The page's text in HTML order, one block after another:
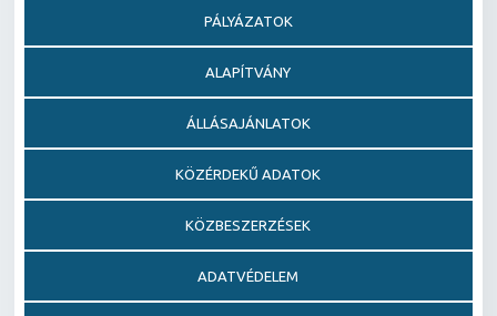
PÁLYÁZATOK
ALAPÍTVÁNY
ÁLLÁSAJÁNLATOK
KÖZÉRDEKŰ ADATOK
KÖZBESZERZÉSEK
ADATVÉDELEM